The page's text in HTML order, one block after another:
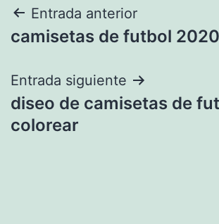
Navegación
de
entradas
Entrada anterior
camisetas de futbol
Entrada siguiente
diseo de camisetas de
colorear